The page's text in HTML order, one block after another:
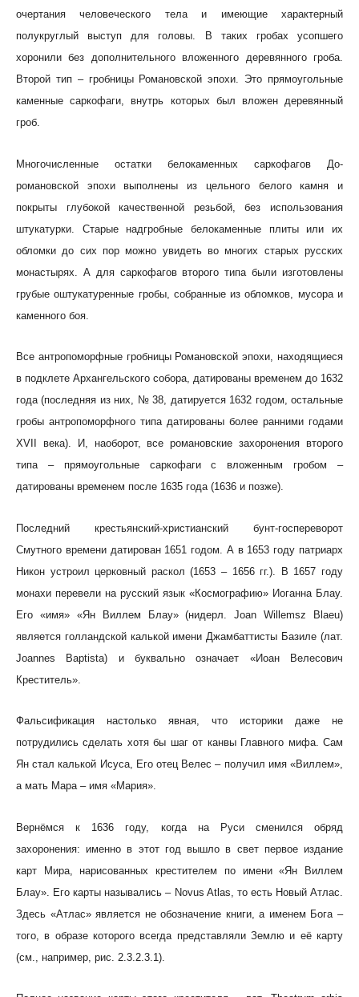
очертания человеческого тела и имеющие характерный
полукруглый выступ для головы. В таких гробах усопшего
хоронили без дополнительного вложенного деревянного гроба.
Второй тип – гробницы Романовской эпохи. Это прямоугольные
каменные саркофаги, внутрь которых был вложен деревянный
гроб.
Многочисленные остатки белокаменных саркофагов До-
романовской эпохи выполнены из цельного белого камня и
покрыты глубокой качественной резьбой, без использования
штукатурки. Старые надгробные белокаменные плиты или их
обломки до сих пор можно увидеть во многих старых русских
монастырях. А для саркофагов второго типа были изготовлены
грубые оштукатуренные гробы, собранные из обломков, мусора и
каменного боя.
Все антропоморфные гробницы Романовской эпохи, находящиеся
в подклете Архангельского собора, датированы временем до 1632
года (последняя из них, № 38, датируется 1632 годом, остальные
гробы антропоморфного типа датированы более ранними годами
XVII века). И, наоборот, все романовские захоронения второго
типа – прямоугольные саркофаги с вложенным гробом –
датированы временем после 1635 года (1636 и позже).
Последний крестьянский-христианский бунт-госпереворот
Смутного времени датирован 1651 годом. А в 1653 году патриарх
Никон устроил церковный раскол (1653 – 1656 гг.). В 1657 году
монахи перевели на русский язык «Космографию» Иоганна Блау.
Его «имя» «Ян Виллем Блау» (нидерл. Joan Willemsz Blaeu)
является голландской калькой имени Джамбаттисты Базиле (лат.
Joannes Baptista) и буквально означает «Иоан Велесович
Креститель».
Фальсификация настолько явная, что историки даже не
потрудились сделать хотя бы шаг от канвы Главного мифа. Сам
Ян стал калькой Исуса, Его отец Велес – получил имя «Виллем»,
а мать Мара – имя «Мария».
Вернёмся к 1636 году, когда на Руси сменился обряд
захоронения: именно в этот год вышло в свет первое издание
карт Мира, нарисованных крестителем по имени «Ян Виллем
Блау». Его карты назывались – Novus Atlas, то есть Новый Атлас.
Здесь «Атлас» является не обозначение книги, а именем Бога –
того, в образе которого всегда представляли Землю и её карту
(см., например, рис. 2.3.2.3.1).